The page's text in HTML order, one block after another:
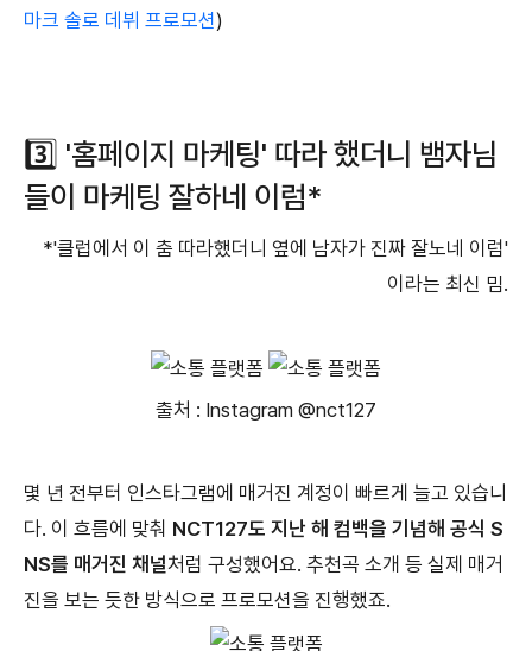
마크 솔로 데뷔 프로모션)
3️⃣ '홈페이지 마케팅' 따라 했더니 뱀자님
들이 마케팅 잘하네 이럼*
*'클럽에서 이 춤 따라했더니 옆에 남자가 진짜 잘노네 이럼'
이라는 최신 밈.
출처 : Instagram @nct127
몇 년 전부터 인스타그램에 매거진 계정이 빠르게 늘고 있습니
다. 이 흐름에 맞춰 NCT127도 지난 해 컴백을 기념해 공식 S
NS를 매거진 채널처럼 구성했어요. 추천곡 소개 등 실제 매거
진을 보는 듯한 방식으로 프로모션을 진행했죠.